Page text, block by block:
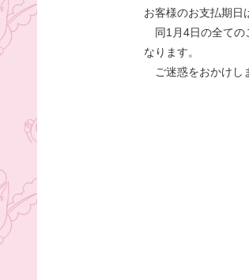
お客様のお支払期日
同1月4日の全ての
なります。
ご迷惑をおかけし